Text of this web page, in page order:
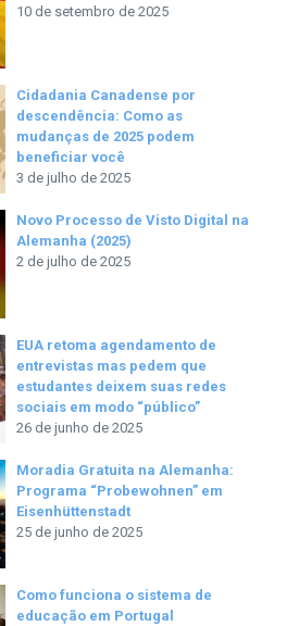
10 de setembro de 2025
Cidadania Canadense por
descendência: Como as
mudanças de 2025 podem
beneficiar você
3 de julho de 2025
Novo Processo de Visto Digital na
Alemanha (2025)
2 de julho de 2025
EUA retoma agendamento de
entrevistas mas pedem que
estudantes deixem suas redes
sociais em modo “público”
26 de junho de 2025
Moradia Gratuita na Alemanha:
Programa “Probewohnen” em
Eisenhüttenstadt
25 de junho de 2025
Como funciona o sistema de
educação em Portugal